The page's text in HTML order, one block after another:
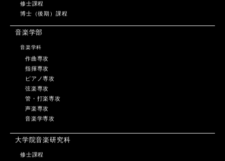
修士課程
博士（後期）課程
音楽学部
音楽学科
作曲専攻
指揮専攻
ピアノ専攻
弦楽専攻
管・打楽専攻
声楽専攻
音楽学専攻
大学院音楽研究科
修士課程